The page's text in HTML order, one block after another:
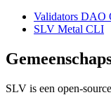
Validators DAO
SLV Metal CLI
SLV is een open-